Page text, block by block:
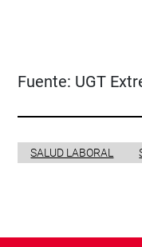
Fuente: UGT
SALUD LABORAL